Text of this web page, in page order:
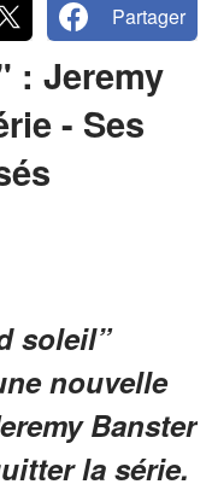
Partager
: Jeremy
- Ses
soleil”
nouvelle
Banster
la série.